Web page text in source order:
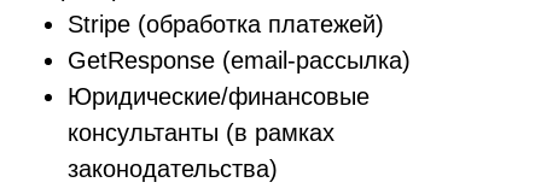
согласия
Платёжные данные не хранятся на
серверах Компании
Все данные хранятся на защищённых
серверах с использованием
соответствующих технических и
организационных мер безопасности.